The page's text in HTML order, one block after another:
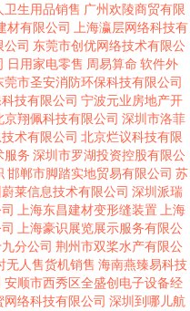
卫生用品销售 广州欢陵商贸有限
材有限公司
上海瀛层网络科技有
公司 东莞市创优网络技术有限公
日用家电零售 周易算命 软件外
莞市圣安消防环保科技有限公司
技有限公司 宁波元业房地产开
京翔佩科技有限公司 深圳市洛菲
术有限公司 北京烂议科技有限
服务 深圳市罗湖投资控股有限公
邯郸市脚踏实地贸易有限公司 苏
莱信息技术有限公司 深圳派瑞
上海东昌建材变形缝装置 上海
上海豪识展览展示服务有限公
分公司 荆州市双桨水产有限公
无人售货机销售 海南燕臻易科技
安顺市西秀区全盛创电子设备经
网络科技有限公司 深圳到哪儿航